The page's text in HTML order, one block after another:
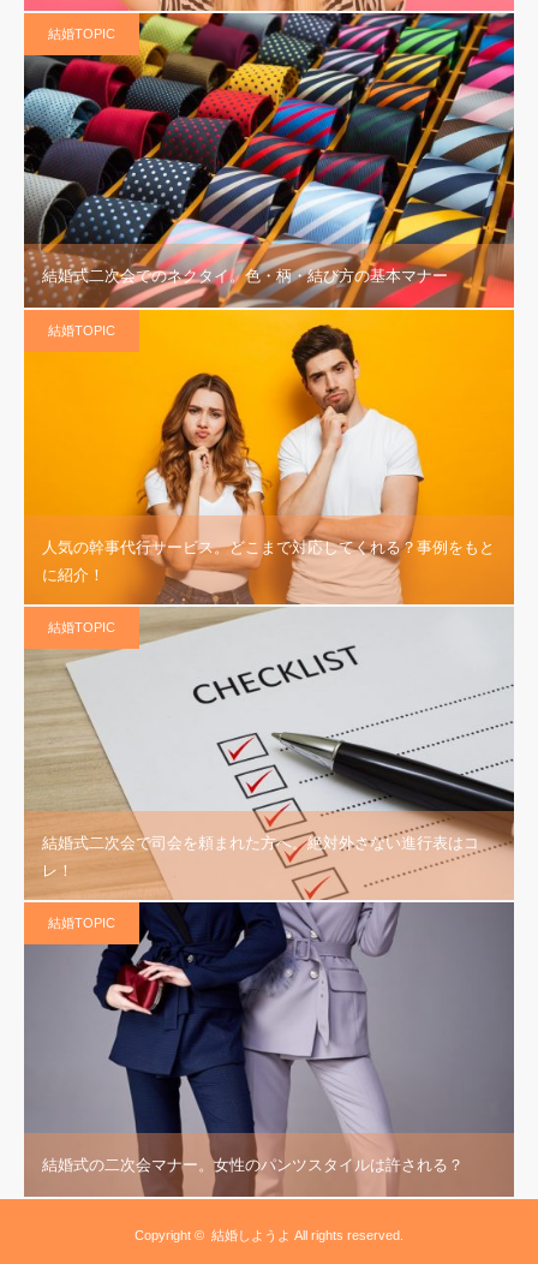
結婚TOPIC
結婚式二次会でのネクタイ。色・柄・結び方の基本マナー
結婚TOPIC
人気の幹事代行サービス。どこまで対応してくれる？事例をもと
に紹介！
結婚TOPIC
結婚式二次会で司会を頼まれた方へ。絶対外さない進行表はコ
レ！
結婚TOPIC
結婚式の二次会マナー。女性のパンツスタイルは許される？
Copyright © 結婚しようよ All rights reserved.